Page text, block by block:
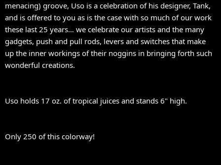
menacing) groove, Uso is a celebration of his designer, Tank,
and is offered to you as is the case with so much of our work
these last 25 years… we celebrate our artists and the many
gadgets, push and pull rods, levers and switches that make
up the inner workings of their noggins in bringing forth such
wonderful creations.
Uso holds 17 oz. of tropical juices and stands 6" high.
Only 250 of this colorway!